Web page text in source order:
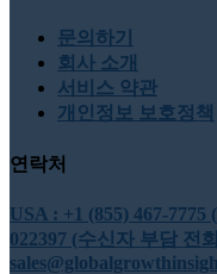
문의하기
회사 소개
서비스 약관
개인정보 보호정책
연락처
USA : +1 (855) 467-
022397 (수신자 부담 전